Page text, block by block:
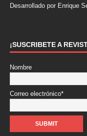
Desarrollado por Enrique
¡SUSCRIBETE A
Nombre
Correo electrónico*